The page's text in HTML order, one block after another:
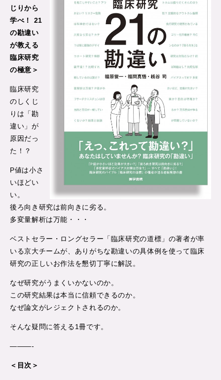
じりから
学べ！ 21
の勘違い
が教える
臨床研究
の極意＞
臨床研究
のしくじ
りは「勘
違い」が
原因だっ
た！？
P値は小さ
いほどい
い。
後ろ向き研究は前向きに劣る。
多変量解析は万能・・・
ベストセラー・ロングセラー「臨床研究の道標」の著者が率
いる京大チームが、ありがちな勘違いの具体例を使って臨床
研究の正しいお作法を懇切丁寧に解説。
なぜ研究がうまくいかないのか。
この研究結果は本当に信頼できるのか。
なぜ論文がレジェクトされるのか。
そんな疑問に答える1冊です。
———-
＜目次＞